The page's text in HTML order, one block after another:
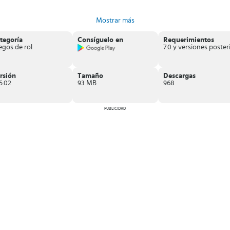
y
conviértete en el equipo invicto de los combates de Seven
Mostrar más
de rol
Consíguelo en
Requerimientos
Tamaño
93 MB
Descargas
968
PUBLICIDAD